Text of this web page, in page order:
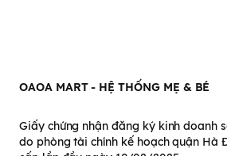
OAOA MART - HỆ THỐNG MẸ & BÉ
Giấy chứng nhận đăng ký kinh doanh
do phòng tài chính kế hoạch quận Hà